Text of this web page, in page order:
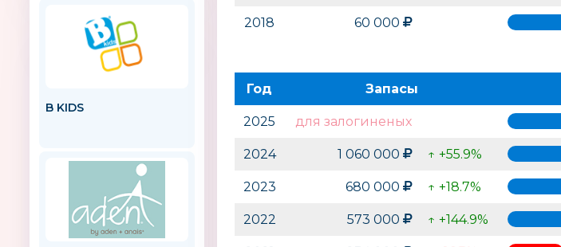
B KIDS От Винта! Sapidal
Испания
2018 60 000
Год Запасы
2025 для залогиненых
2024 1 060 000 ↑ +55.9%
2023 680 000 ↑ +18.7%
2022 573 000 ↑ +144.9%